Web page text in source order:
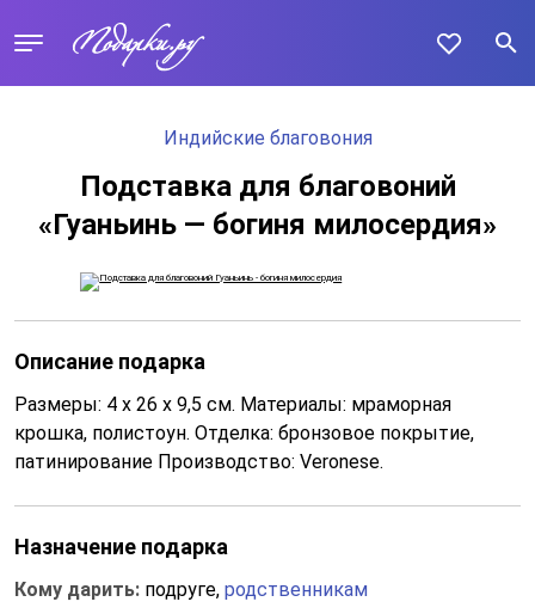
Индийские благовония
Подставка для благовоний
«Гуаньинь — богиня милосердия»
Описание подарка
Размеры: 4 x 26 x 9,5 см. Материалы: мраморная
крошка, полистоун. Отделка: бронзовое покрытие,
патинирование Производство: Veronese.
Назначение подарка
Кому дарить: подруге, родственникам